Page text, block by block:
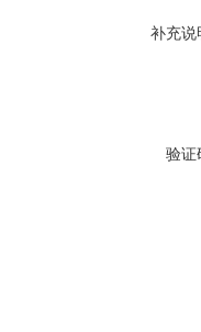
补充说
验证